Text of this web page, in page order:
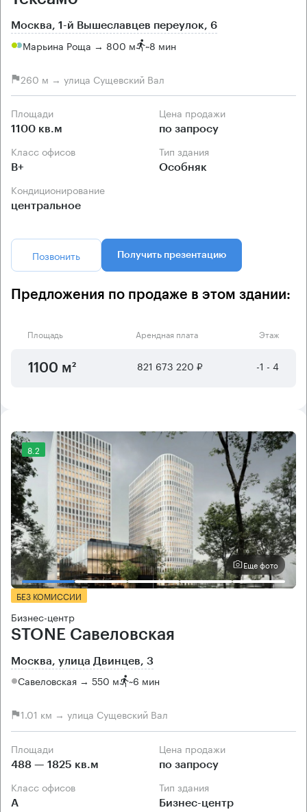
Москва, 1-й Вышеславцев переулок, 6
Марьина Роща → 800 м ~8 мин
260 м → улица Сущевский Вал
Площади
1100 кв.м
Цена продажи
по запросу
Класс офисов
B+
Тип здания
Особняк
Кондиционирование
центральное
Позвонить Получить презентацию
Предложения по продаже в этом здании:
Площадь Арендная плата Этаж
1100 м² 821 673 220 ₽ -1 - 4
8.2
Еще фото
БЕЗ КОМИССИИ
Бизнес-центр
STONE Савеловская
Москва, улица Двинцев, 3
Савеловская → 550 м ~6 мин
1.01 км → улица Сущевский Вал
Площади
488 — 1825 кв.м
Цена продажи
по запросу
Класс офисов
А
Тип здания
Бизнес-центр